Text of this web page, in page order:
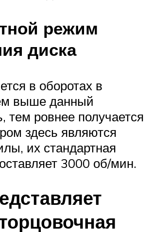
режим
диска
в оборотах в
выше данный
тем ровнее получается
здесь являются
их стандартная
3000 об/мин.